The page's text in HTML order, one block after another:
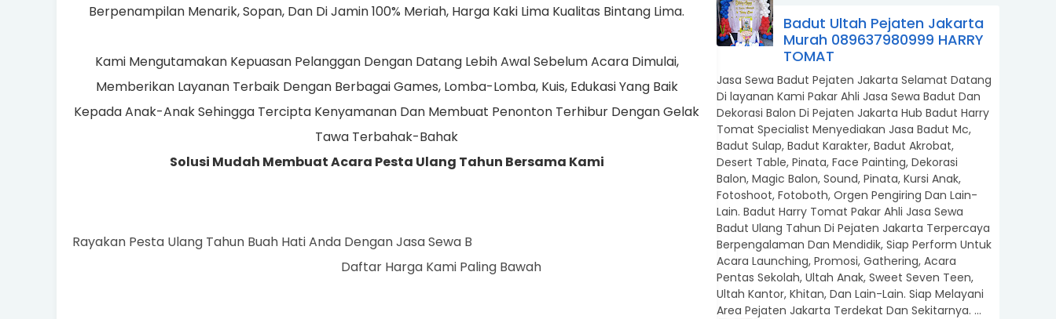
Berpenampilan Menarik, Sopan, Dan Di Jamin 100% Meriah, Harga Kaki Lima Kualitas Bintang Lima.
Kami Mengutamakan Kepuasan Pelanggan Dengan Datang Lebih Awal Sebelum Acara Dimulai,
Memberikan Layanan Terbaik Dengan Berbagai Games, Lomba-Lomba, Kuis, Edukasi Yang Baik
Kepada Anak-Anak Sehingga Tercipta Kenyamanan Dan Membuat Penonton Terhibur Dengan Gelak
Tawa Terbahak-Bahak
Solusi Mudah Membuat Acara Pesta Ulang Tahun Bersama Kami
Rayakan Pesta Ulang Tahun Buah Hati Anda Dengan Jasa Sewa Badut Kami Di Buar
Daftar Harga Kami Paling Bawah
Badut Ultah Pejaten Jakarta
Murah 089637980999 HARRY
TOMAT
Jasa Sewa Badut Pejaten Jakarta Selamat Datang
Di layanan Kami Pakar Ahli Jasa Sewa Badut Dan
Dekorasi Balon Di Pejaten Jakarta Hub Badut Harry
Tomat Specialist Menyediakan Jasa Badut Mc,
Badut Sulap, Badut Karakter, Badut Akrobat,
Desert Table, Pinata, Face Painting, Dekorasi
Balon, Magic Balon, Sound, Pinata, Kursi Anak,
Fotoshoot, Fotoboth, Orgen Pengiring Dan Lain-
Lain. Badut Harry Tomat Pakar Ahli Jasa Sewa
Badut Ulang Tahun Di Pejaten Jakarta Terpercaya
Berpengalaman Dan Mendidik, Siap Perform Untuk
Acara Launching, Promosi, Gathering, Acara
Pentas Sekolah, Ultah Anak, Sweet Seven Teen,
Ultah Kantor, Khitan, Dan Lain-Lain. Siap Melayani
Area Pejaten Jakarta Terdekat Dan Sekitarnya. ...